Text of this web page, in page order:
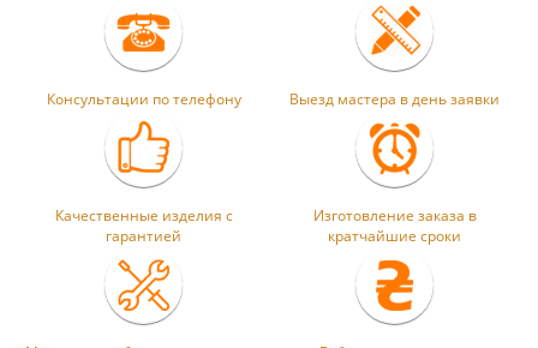
Консультации по телефону Выезд мастера в день заявки
Качественные изделия с
гарантией
Изготовление заказа в
кратчайшие сроки